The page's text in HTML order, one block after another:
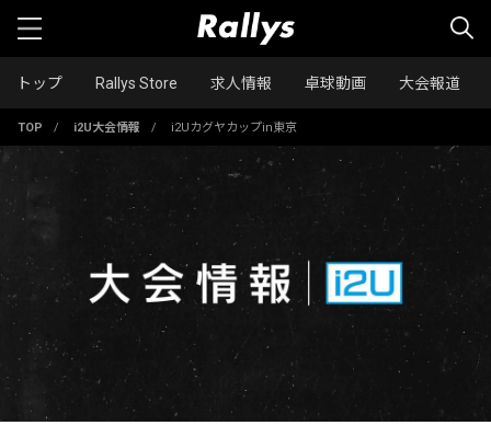
トップ Rallys Store 求人情報 卓球動画 大会報道
TOP / i2U大会情報 / i2Uカグヤカップin東京